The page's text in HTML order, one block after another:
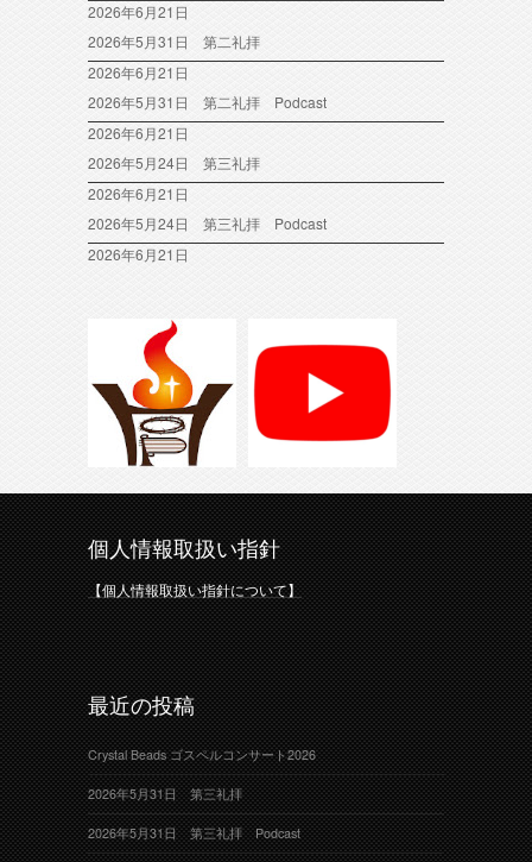
2026年6月21日
2026年5月31日 第二礼拝
2026年6月21日
2026年5月31日 第二礼拝 Podcast
2026年6月21日
2026年5月24日 第三礼拝
2026年6月21日
2026年5月24日 第三礼拝 Podcast
2026年6月21日
個人情報取扱い指針
【個人情報取扱い指針について】
最近の投稿
Crystal Beads ゴスペルコンサート2026
2026年5月31日 第三礼拝
2026年5月31日 第三礼拝 Podcast